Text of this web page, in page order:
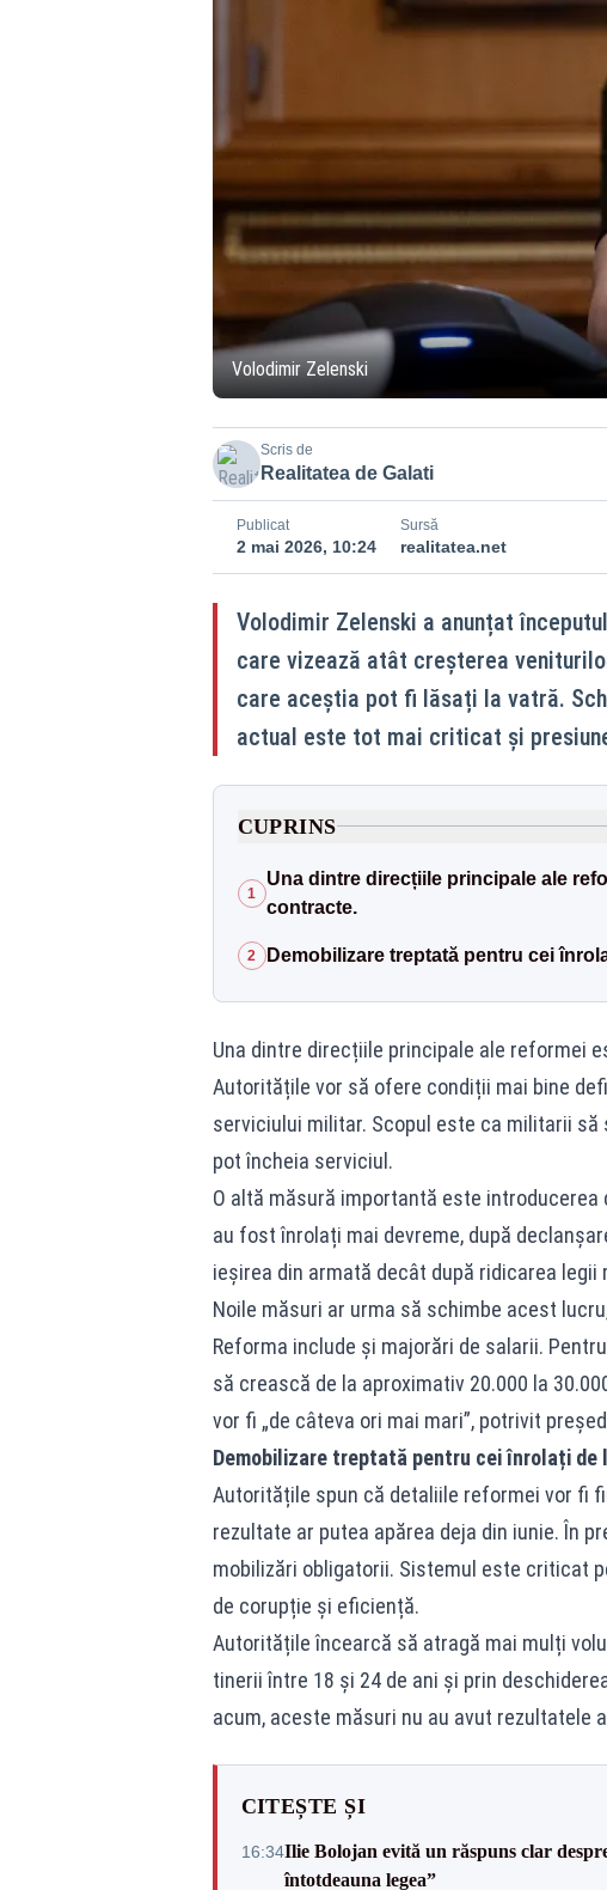
Volodimir Zelenski
Scris de
Realitatea de Galati
Publicat
2 mai 2026, 10:24
Sursă
realitatea.net
Volodimir Zelenski a anunțat
care vizează atât creșterea
care aceștia pot fi lăsați la vatră.
actual este tot mai criticat și
CUPRINS
1
Una dintre direcțiile principale ale
contracte.
2 Demobilizare treptată pentru cei
Una dintre direcțiile principale ale reformei
Autoritățile vor să ofere condiții mai bine
serviciului militar. Scopul este ca militarii
pot încheia serviciul.
O altă măsură importantă este
au fost înrolați mai devreme, după
ieșirea din armată decât după ridicarea legii
Noile măsuri ar urma să schimbe acest
Reforma include și majorări de salarii.
să crească de la aproximativ 20.000 la
vor fi „de câteva ori mai mari”, potrivit
Demobilizare treptată pentru cei înrolați de
Autoritățile spun că detaliile reformei vor fi
rezultate ar putea apărea deja din iunie. În
mobilizări obligatorii. Sistemul este criticat
de corupție și eficiență.
Autoritățile încearcă să atragă mai mulți
tinerii între 18 și 24 de ani și prin
acum, aceste măsuri nu au avut rezultatele
CITEȘTE ȘI
16:34Ilie Bolojan evită un răspuns clar
întotdeauna legea”